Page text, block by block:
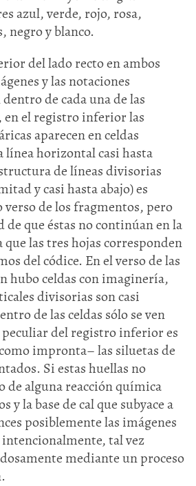
azul, verde, rojo, rosa,
negro y blanco.
del lado recto en ambos
y las notaciones
de cada una de las
en el registro inferior las
aparecen en celdas
línea horizontal casi hasta
de líneas divisorias
y casi hasta abajo) es
verso de los fragmentos, pero
que éstas no continúan en la
que las tres hojas corresponden
del códice. En el verso de las
hubo celdas con imaginería,
divisorias son casi
de las celdas sólo se ven
peculiar del registro inferior es
impronta– las siluetas de
Si estas huellas no
de alguna reacción química
y la base de cal que subyace a
posiblemente las imágenes
tal vez
mediante un proceso